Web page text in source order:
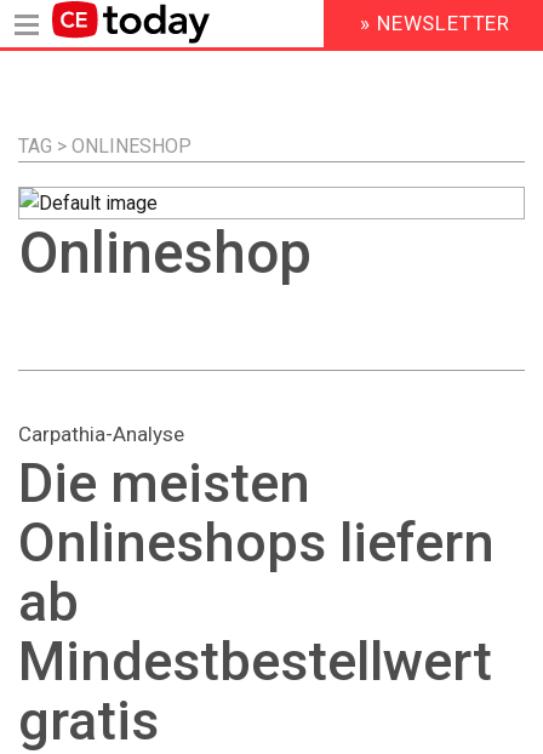
Inhalt
HEADER
MENU
» NEWSLETTER
TAG > ONLINESHOP
Onlineshop
Carpathia-Analyse
Die meisten
Onlineshops liefern
ab
Mindestbestellwert
gratis